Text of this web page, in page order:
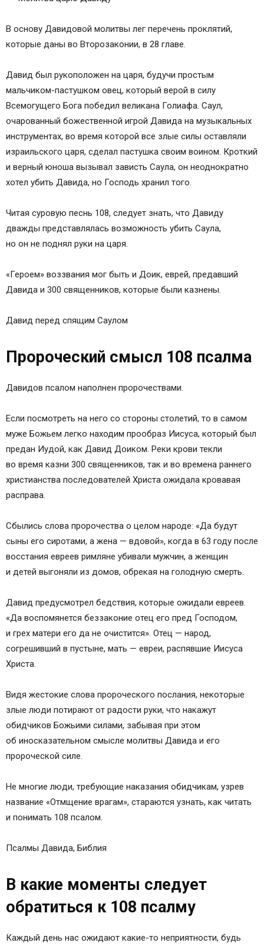
В основу Давидовой молитвы лег перечень проклятий,
которые даны во Второзаконии, в 28 главе.
Давид был рукоположен на царя, будучи простым
мальчиком-пастушком овец, который верой в силу
Всемогущего Бога победил великана Голиафа. Саул,
очарованный божественной игрой Давида на музыкальных
инструментах, во время которой все злые силы оставляли
израильского царя, сделал пастушка своим воином. Кроткий
и верный юноша вызывал зависть Саула, он неоднократно
хотел убить Давида, но Господь хранил того.
Читая суровую песнь 108, следует знать, что Давиду
дважды представлялась возможность убить Саула,
но он не поднял руки на царя.
«Героем» воззвания мог быть и Доик, еврей, предавший
Давида и 300 священников, которые были казнены.
Давид перед спящим Саулом
Пророческий смысл 108 псалма
Давидов псалом наполнен пророчествами.
Если посмотреть на него со стороны столетий, то в самом
муже Божьем легко находим прообраз Иисуса, который был
предан Иудой, как Давид Доиком. Реки крови текли
во время казни 300 священников, так и во времена раннего
христианства последователей Христа ожидала кровавая
расправа.
Сбылись слова пророчества о целом народе: «Да будут
сыны его сиротами, а жена — вдовой», когда в 63 году после
восстания евреев римляне убивали мужчин, а женщин
и детей выгоняли из домов, обрекая на голодную смерть.
Давид предусмотрел бедствия, которые ожидали евреев.
«Да воспомянется беззаконие отец его пред Господом,
и грех матери его да не очистится». Отец — народ,
согрешивший в пустыне, мать — евреи, распявшие Иисуса
Христа.
Видя жестокие слова пророческого послания, некоторые
злые люди потирают от радости руки, что накажут
обидчиков Божьими силами, забывая при этом
об иносказательном смысле молитвы Давида и его
пророческой силе.
Не многие люди, требующие наказания обидчикам, узрев
название «Отмщение врагам», стараются узнать, как читать
и понимать 108 псалом.
Псалмы Давида, Библия
В какие моменты следует
обратиться к 108 псалму
Каждый день нас ожидают какие-то неприятности, будь